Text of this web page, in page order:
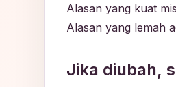
Alasan yang kuat
Alasan yang lemah
Jika diubah,